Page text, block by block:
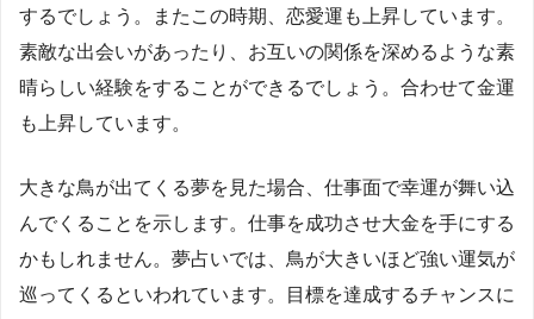
するでしょう。またこの時期、恋愛運も上昇しています。
素敵な出会いがあったり、お互いの関係を深めるような素
晴らしい経験をすることができるでしょう。合わせて金運
も上昇しています。
大きな鳥が出てくる夢を見た場合、仕事面で幸運が舞い込
んでくることを示します。仕事を成功させ大金を手にする
かもしれません。夢占いでは、鳥が大きいほど強い運気が
巡ってくるといわれています。目標を達成するチャンスに